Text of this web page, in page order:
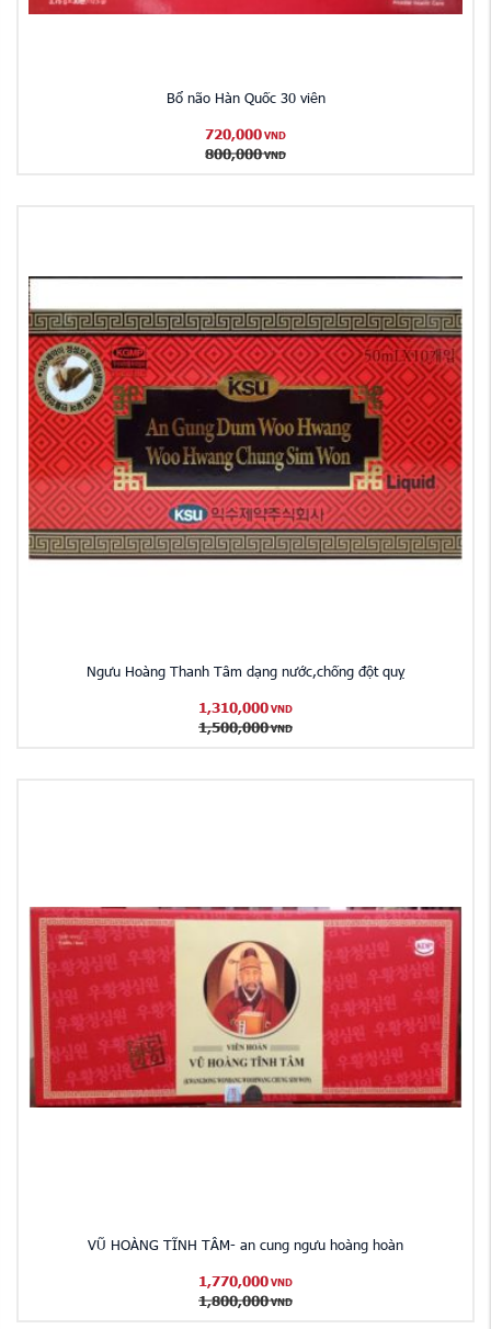
Bổ não Hàn Quốc 30 viên
720,000 VND
800,000 VND
Ngưu Hoàng Thanh Tâm dạng nước,chống đột quỵ
1,310,000 VND
1,500,000 VND
VŨ HOÀNG TĨNH TÂM- an cung ngưu hoàng hoàn
1,770,000 VND
1,800,000 VND